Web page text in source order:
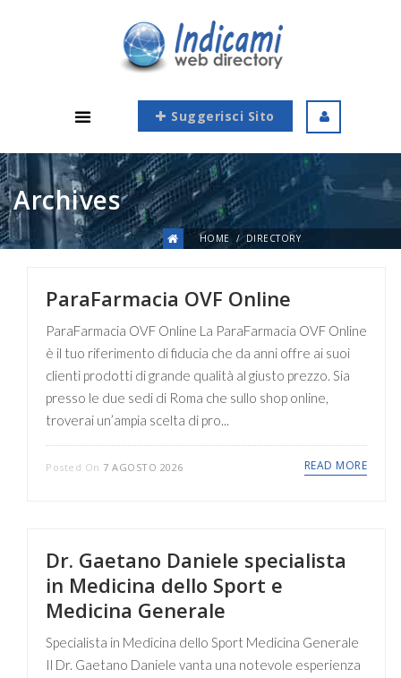
Suggerisci Sito
Archives
HOME DIRECTORY
ParaFarmacia OVF Online
ParaFarmacia OVF Online La ParaFarmacia OVF Online
è il tuo riferimento di fiducia che da anni offre ai suoi
clienti prodotti di grande qualità al giusto prezzo. Sia
presso le due sedi di Roma che sullo shop online,
troverai un’ampia scelta di pro...
Posted On 7 AGOSTO 2026 READ MORE
Dr. Gaetano Daniele specialista
in Medicina dello Sport e
Medicina Generale
Specialista in Medicina dello Sport Medicina Generale
Il Dr. Gaetano Daniele vanta una notevole esperienza